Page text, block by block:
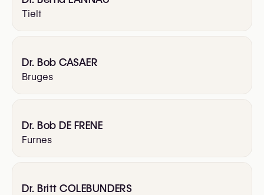
Tielt
Dr. Bob CASAER
Bruges
Dr. Bob DE FRENE
Furnes
Dr. Britt COLEBUNDERS